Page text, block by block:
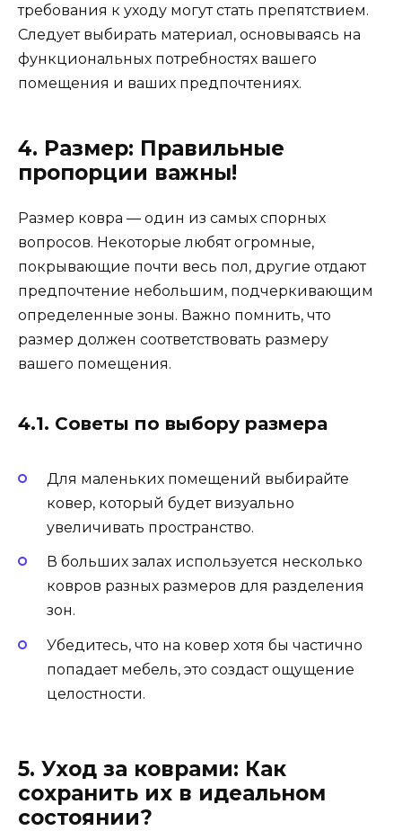
требования к уходу могут стать препятствием.
Следует выбирать материал, основываясь на
функциональных потребностях вашего
помещения и ваших предпочтениях.
4. Размер: Правильные
пропорции важны!
Размер ковра — один из самых спорных
вопросов. Некоторые любят огромные,
покрывающие почти весь пол, другие отдают
предпочтение небольшим, подчеркивающим
определенные зоны. Важно помнить, что
размер должен соответствовать размеру
вашего помещения.
4.1. Советы по выбору размера
Для маленьких помещений выбирайте
ковер, который будет визуально
увеличивать пространство.
В больших залах используется несколько
ковров разных размеров для разделения
зон.
Убедитесь, что на ковер хотя бы частично
попадает мебель, это создаст ощущение
целостности.
5. Уход за коврами: Как
сохранить их в идеальном
состоянии?